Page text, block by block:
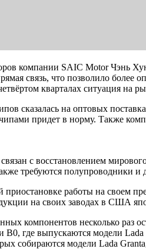
компании SAIC Motor Чэнь
связь, что позволило
кварталах ситуация на
сказалась на оптовых
придет в норму. Также
с восстановлением
требуются полупроводники и
работы на своем
на своих заводах в США
компонентов несколько
B0, где выпускаются модели
собираются модели Lada